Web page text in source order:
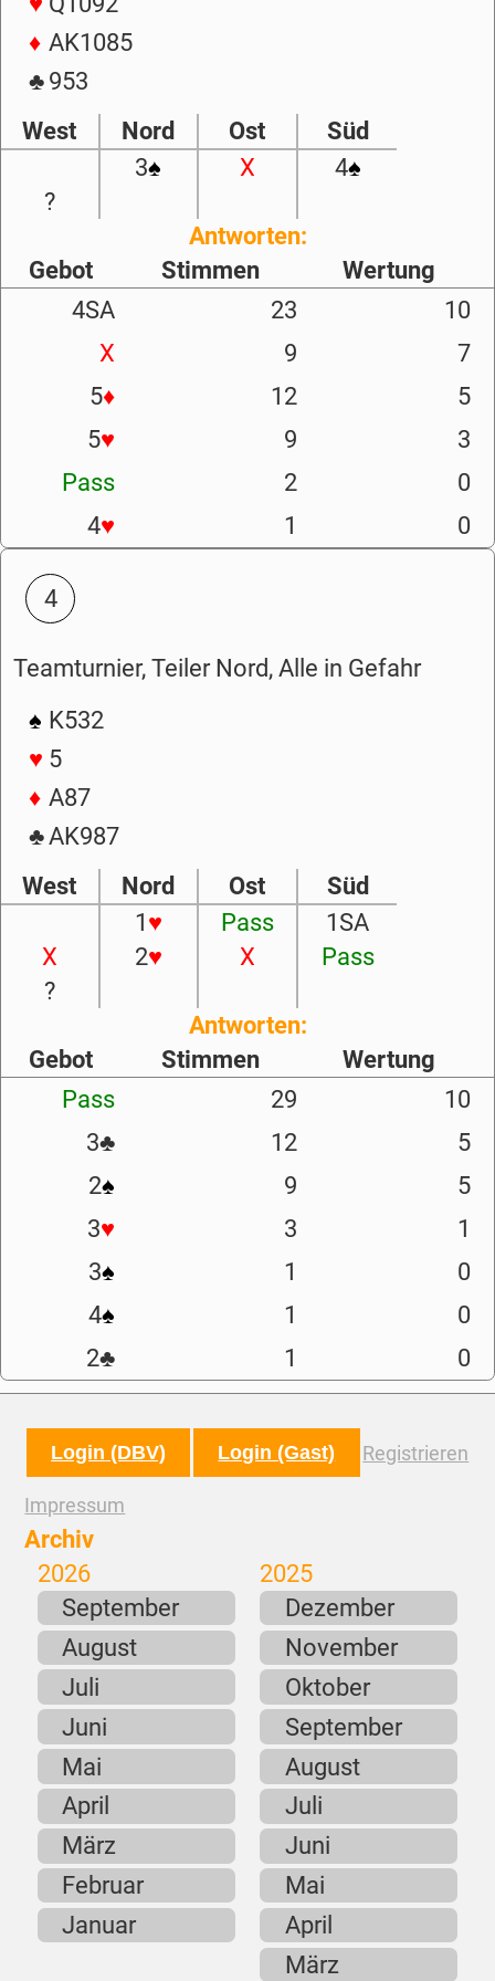
♦ AK1085
♣953
West
Nord Ost
Süd
3♠ X 4♠
?
Antworten:
Gebot
Stimmen
Wertung
4SA
23
10
X
9
7
5♦ 12
5
5♥ 9
3
Pass
2
0
4♥ 1 0
4
Teamturnier, Teiler Nord, Alle in Gefahr
♠ K532
♥ 5
♦ A87
♣AK987
West
Nord Ost
Süd
1♥ Pass
1SA
X
2♥ X
Pass
?
Antworten:
Gebot
Stimmen
Wertung
Pass
29
10
3♣ 12
5
2♠ 9
5
3♥ 3
1
3♠ 1
0
4♠ 1
0
2♣ 1 0
Login (DBV) Login (Gast) Registrieren
Impressum
Archiv
2026
September
August
Juli
Juni
Mai
April
März
Februar
Januar
2025
Dezember
November
Oktober
September
August
Juli
Juni
Mai
April
März